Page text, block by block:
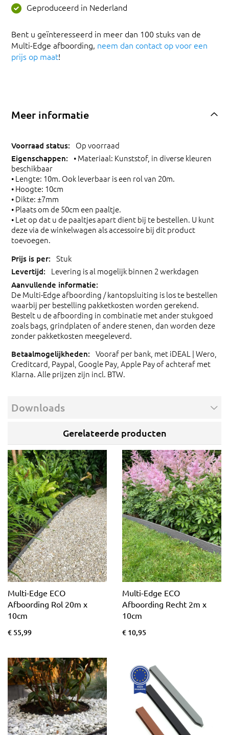
Geproduceerd in Nederland
Bent u geïnteresseerd in meer dan 100 stuks van de
Multi-Edge afboording, neem dan contact op voor een
prijs op maat!
Meer informatie
Op voorraad
• Materiaal: Kunststof, in diverse kleuren
beschikbaar
• Lengte: 10m. Ook leverbaar is een rol van 20m.
• Hoogte: 10cm
• Dikte: ±7mm
• Plaats om de 50cm een paaltje.
• Let op dat u de paaltjes apart dient bij te bestellen. U kunt
deze via de winkelwagen als accessoire bij dit product
toevoegen.
Stuk
Levering is al mogelijk binnen 2 werkdagen
De Multi-Edge afboording / kantopsluiting is los te bestellen
waarbij per bestelling pakketkosten worden gerekend.
Bestelt u de afboording in combinatie met ander stukgoed
zoals bags, grindplaten of andere stenen, dan worden deze
zonder pakketkosten meegeleverd.
Vooraf per bank, met iDEAL | Wero,
Creditcard, Paypal, Google Pay, Apple Pay of achteraf met
Klarna. Alle prijzen zijn incl. BTW.
Downloads
Gerelateerde producten
Multi-Edge ECO
Afboording Rol 20m x
10cm
€ 55,99
Multi-Edge ECO
Afboording Recht 2m x
10cm
€ 10,95